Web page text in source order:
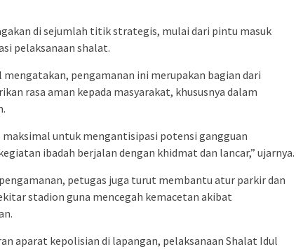
di sejumlah titik strategis, mulai dari pintu masuk
pelaksanaan shalat.
pengamanan ini merupakan bagian dari
rasa aman kepada masyarakat, khususnya dalam
maksimal untuk mengantisipasi potensi gangguan
ibadah berjalan dengan khidmat dan lancar,” ujarnya.
petugas juga turut membantu atur parkir dan
stadion guna mencegah kemacetan akibat
aparat kepolisian di lapangan, pelaksanaan Shalat Idul